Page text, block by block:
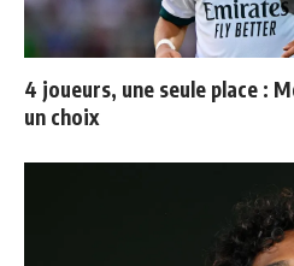
4 joueurs, une seule place :
un choix